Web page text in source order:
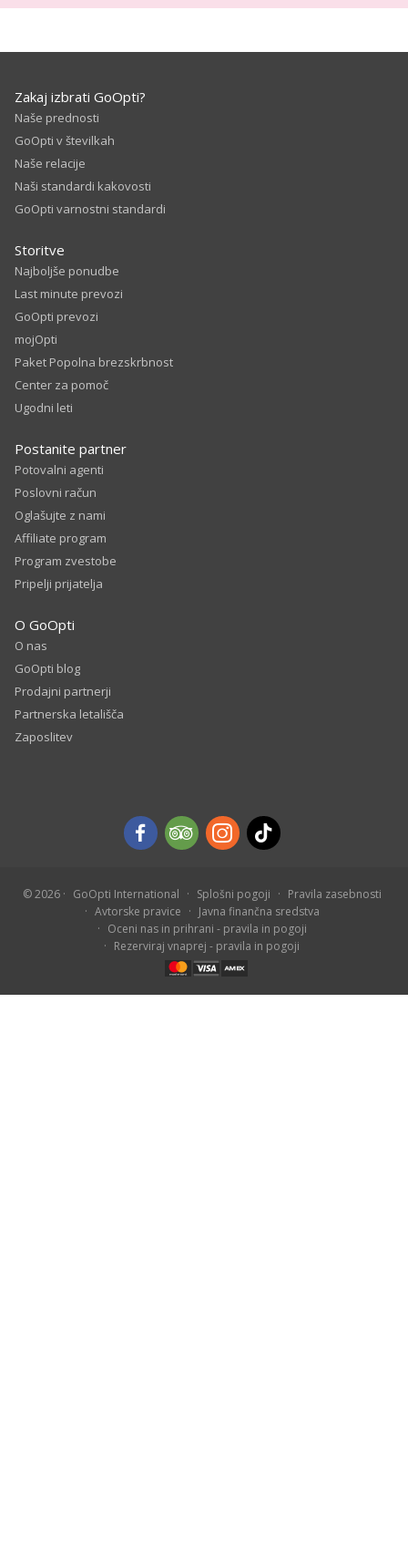
Zakaj izbrati GoOpti?
Naše prednosti
GoOpti v številkah
Naše relacije
Naši standardi kakovosti
GoOpti varnostni standardi
Storitve
Najboljše ponudbe
Last minute prevozi
GoOpti prevozi
mojOpti
Paket Popolna brezskrbnost
Center za pomoč
Ugodni leti
Postanite partner
Potovalni agenti
Poslovni račun
Oglašujte z nami
Affiliate program
Program zvestobe
Pripelji prijatelja
O GoOpti
O nas
GoOpti blog
Prodajni partnerji
Partnerska letališča
Zaposlitev
© 2026 GoOpti International Splošni pogoji
Pravila zasebnosti
Avtorske pravice
Javna finančna sredstva
Oceni nas in prihrani - pravila in pogoji
Rezerviraj vnaprej - pravila in pogoji